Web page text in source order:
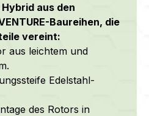
aus den
Baureihen, die
vereint:
aus leichtem und
Edelstahl-
des Rotors in